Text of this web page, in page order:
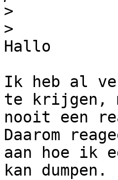
>
>
Hallo
Ik heb al
te krijgen,
nooit een
Daarom
aan hoe ik
kan dumpen.